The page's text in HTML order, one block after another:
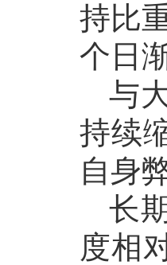
持比
个日
与
持续
自身
长
度相